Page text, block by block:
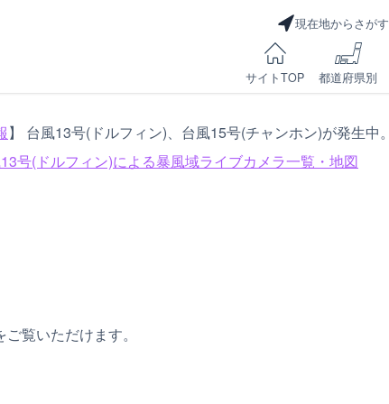
現在地からさがす
サイトTOP 都道府県別
】 台風13号(ドルフィン)、台風15号(チャンホン)が発生中。
号(ドルフィン)による暴風域ライブカメラ一覧・地図
覧いただけます。